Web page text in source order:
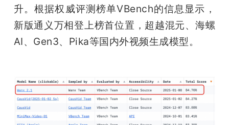
课
升。根据权威评测榜单VBench的信息显示，
新版通义万相登上榜首位置，超越混元、海螺
AI、Gen3、Pika等国内外视频生成模型。